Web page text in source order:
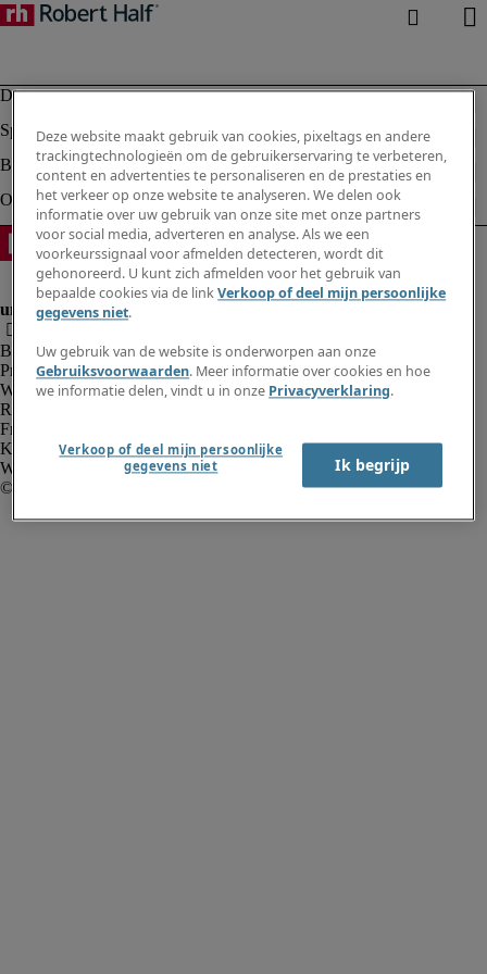
Bedrijfsinformatie
Privacyverklaring
Website en cookies
Rekruteringsvoorwaarden
Fraude alarm
Klokkenluidersregeling
Webmaster feedback
Deze website maakt gebruik van cookies, pixeltags en andere
trackingtechnologieën om de gebruikerservaring te verbeteren,
content en advertenties te personaliseren en de prestaties en
het verkeer op onze website te analyseren. We delen ook
informatie over uw gebruik van onze site met onze partners
voor social media, adverteren en analyse. Als we een
voorkeurssignaal voor afmelden detecteren, wordt dit
gehonoreerd. U kunt zich afmelden voor het gebruik van
bepaalde cookies via de linkVerkoop of deel mijn persoonlijke
gegevens niet.
Uw gebruik van de website is onderworpen aan onze
Gebruiksvoorwaarden. Meer informatie over cookies en hoe
we informatie delen, vindt u in onze Privacyverklaring.
Verkoop of deel mijn persoonlijke
gegevens niet
Ik begrijp